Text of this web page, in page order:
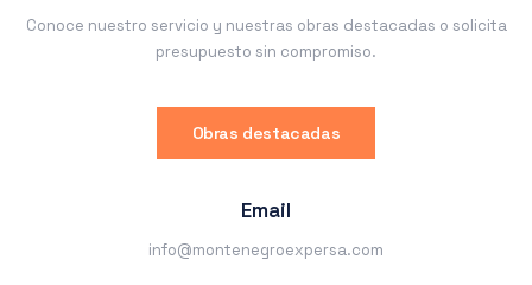
Conoce nuestro servicio y nuestras obras destacadas o solicita
presupuesto sin compromiso.
Obras destacadas
Email
info@montenegroexpersa.com